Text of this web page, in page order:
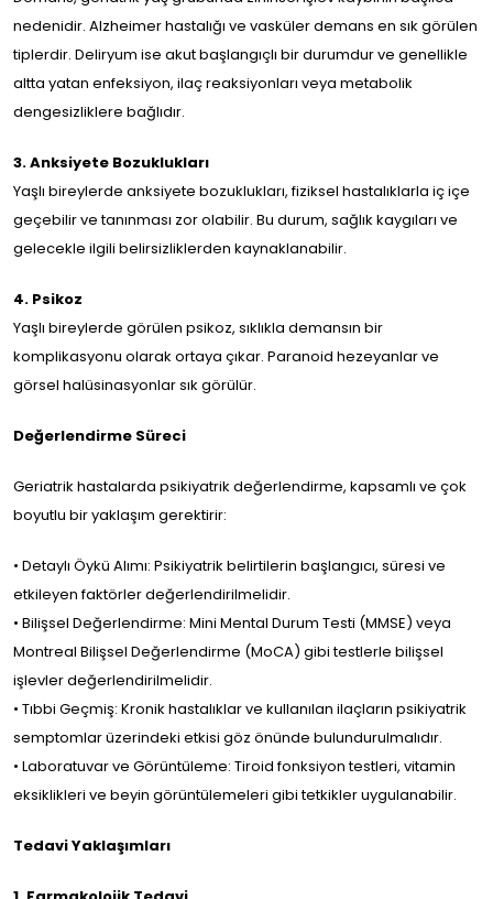
nedenidir. Alzheimer hastalığı ve vasküler demans en sık görülen
tiplerdir. Deliryum ise akut başlangıçlı bir durumdur ve genellikle
altta yatan enfeksiyon, ilaç reaksiyonları veya metabolik
dengesizliklere bağlıdır.
3. Anksiyete Bozuklukları
Yaşlı bireylerde anksiyete bozuklukları, fiziksel hastalıklarla iç içe
geçebilir ve tanınması zor olabilir. Bu durum, sağlık kaygıları ve
gelecekle ilgili belirsizliklerden kaynaklanabilir.
4. Psikoz
Yaşlı bireylerde görülen psikoz, sıklıkla demansın bir
komplikasyonu olarak ortaya çıkar. Paranoid hezeyanlar ve
görsel halüsinasyonlar sık görülür.
Değerlendirme Süreci
Geriatrik hastalarda psikiyatrik değerlendirme, kapsamlı ve çok
boyutlu bir yaklaşım gerektirir:
• Detaylı Öykü Alımı: Psikiyatrik belirtilerin başlangıcı, süresi ve
etkileyen faktörler değerlendirilmelidir.
• Bilişsel Değerlendirme: Mini Mental Durum Testi (MMSE) veya
Montreal Bilişsel Değerlendirme (MoCA) gibi testlerle bilişsel
işlevler değerlendirilmelidir.
• Tıbbi Geçmiş: Kronik hastalıklar ve kullanılan ilaçların psikiyatrik
semptomlar üzerindeki etkisi göz önünde bulundurulmalıdır.
• Laboratuvar ve Görüntüleme: Tiroid fonksiyon testleri, vitamin
eksiklikleri ve beyin görüntülemeleri gibi tetkikler uygulanabilir.
Tedavi Yaklaşımları